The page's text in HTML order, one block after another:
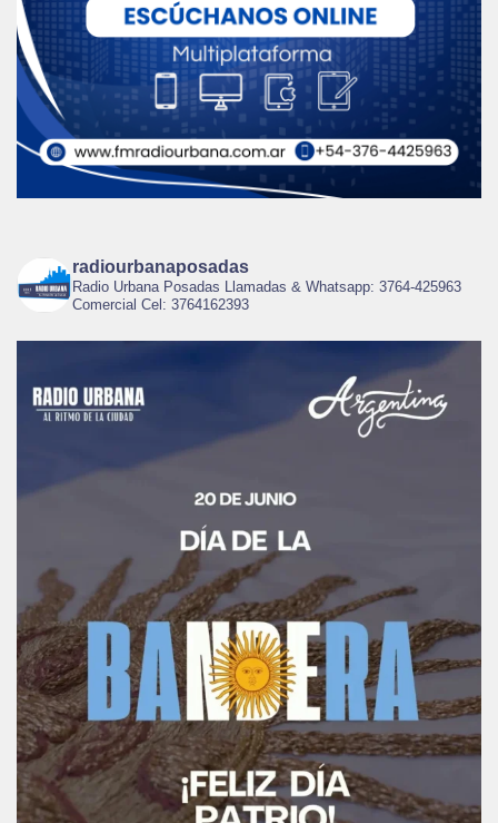
radiourbanaposadas
Radio Urbana Posadas Llamadas & Whatsapp: 3764-425963
Comercial Cel: 3764162393